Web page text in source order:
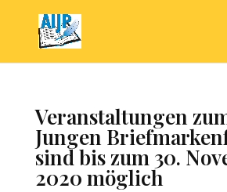
Veranstaltungen
Jungen
sind bis zum 30.
2020 möglich